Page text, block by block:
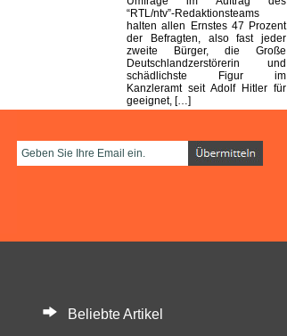
“RTL/ntv”-Redaktionsteams
halten allen Ernstes 47 Prozent
der Befragten, also fast jeder
zweite Bürger, die Große
Deutschlandzerstörerin und
schädlichste Figur im
Kanzleramt seit Adolf Hitler für
geeignet, […]
Beliebte Artikel